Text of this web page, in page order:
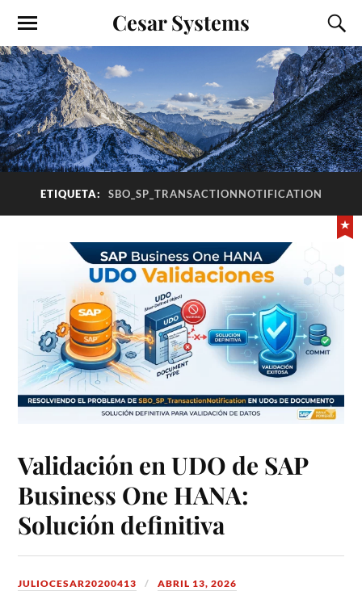
Cesar Systems
ETIQUETA: SBO_SP_TRANSACTIONNOTIFICATION
Validación en UDO de SAP
Business One HANA:
Solución definitiva
JULIOCESAR20200413 ABRIL 13, 2026